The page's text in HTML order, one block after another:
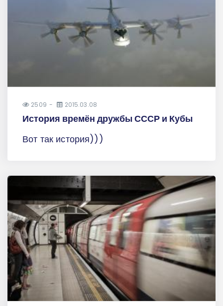
2509 2015.03.08
История времён дружбы СССР и Кубы
Вот так история)))